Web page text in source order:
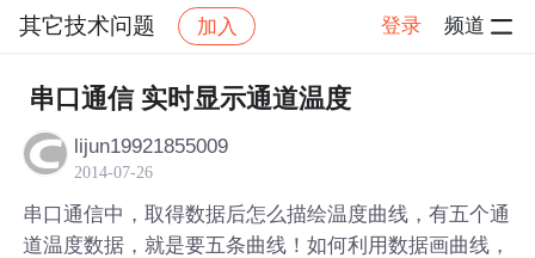
其它技术问题 加入 登录 频道
社区 其它技术问题 帖子详情
串口通信 实时显示通道温度
lijun19921855009
2014-07-26
串口通信中，取得数据后怎么描绘温度曲线，有五个通
道温度数据，就是要五条曲线！如何利用数据画曲线，